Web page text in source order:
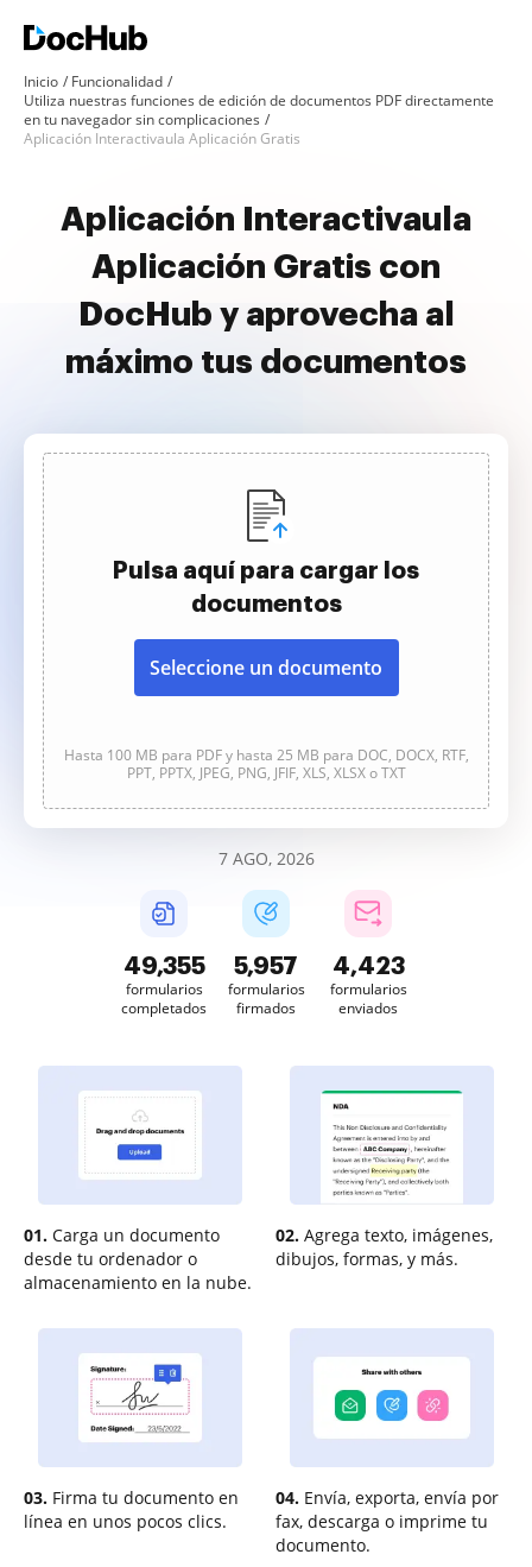
Inicio
Funcionalidad
Utiliza nuestras funciones de edición de documentos PDF directamente
en tu navegador sin complicaciones
Aplicación Interactivaula Aplicación Gratis
Aplicación Interactivaula
Aplicación Gratis con
DocHub y aprovecha al
máximo tus documentos
Pulsa aquí para cargar los
documentos
Seleccione un documento
Hasta 100 MB para PDF y hasta 25 MB para DOC, DOCX, RTF,
PPT, PPTX, JPEG, PNG, JFIF, XLS, XLSX o TXT
7 AGO, 2026
49,355
formularios
completados
5,957
formularios
firmados
4,424
formularios
enviados
01. Carga un documento
desde tu ordenador o
almacenamiento en la nube.
02. Agrega texto, imágenes,
dibujos, formas, y más.
03. Firma tu documento en
línea en unos pocos clics.
04. Envía, exporta, envía por
fax, descarga o imprime tu
documento.